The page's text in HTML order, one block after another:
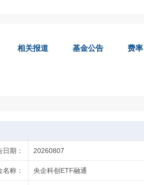
相关报道 基金公告 费率
期： 20260807
名称： 央企科创ETF融通